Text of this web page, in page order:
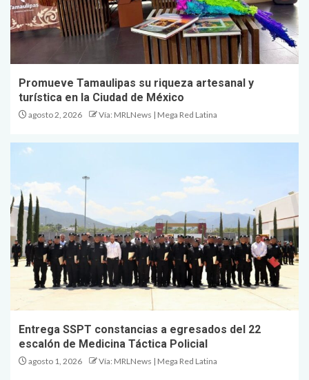
Promueve Tamaulipas su riqueza artesanal y
turística en la Ciudad de México
agosto 2, 2026 Vía: MRLNews | Mega Red Latina
Entrega SSPT constancias a egresados del 22
escalón de Medicina Táctica Policial
agosto 1, 2026 Vía: MRLNews | Mega Red Latina